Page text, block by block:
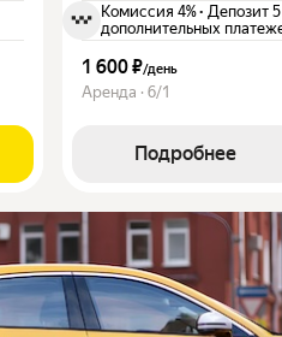
Комиссия 4%· Депозит
дополнительных
1 600 ₽/день
Аренда · 6/1
Подробнее